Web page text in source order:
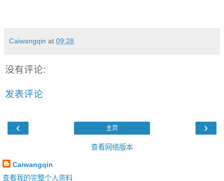
Caiwangqin at 09:28
没有评论:
发表评论
‹ ›
主页
查看网络版本
Caiwangqin
查看我的完整个人资料